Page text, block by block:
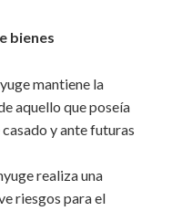
bienes
mantiene la
aquello que poseía
y ante futuras
realiza una
riesgos para el